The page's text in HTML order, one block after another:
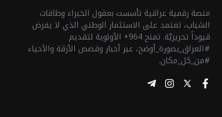
منصة رقمية عراقية تأسست بعقول الخبراء وطاقات
الشباب، تعتمد على الاستثمار الوطني الذي لا يفرض
قيوداً تحريريّة. تمنح 964+ الأولوية لتقديم
#العراق_بصورة_أوضح، عبر أخبار وقصص الأزقة والأحياء
#من_كل_مكان.